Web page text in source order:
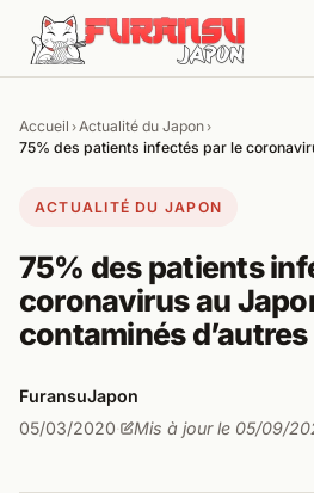
Aller au contenu
Accueil ›Actualité du Japon›
75% des patients infectés par le
ACTUALITÉ DU JAPON
75% des patients
coronavirus au
contaminés
FuransuJapon
05/03/2020· Mis à jour le 05/09/